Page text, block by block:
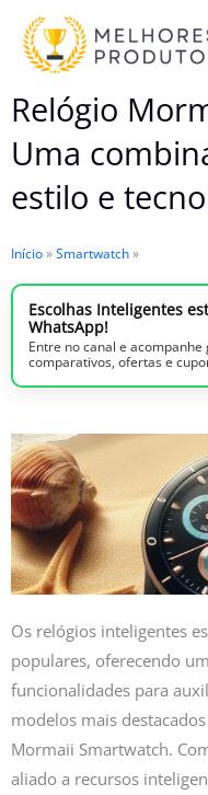
para
conteúdo
Relógio
Uma
estilo e
Início»Smartwatch»
Escolhas Inteligentes
WhatsApp!
Entre no canal e acompanhe
comparativos, ofertas e
Os relógios inteligentes
populares, oferecendo
funcionalidades para
modelos mais
Mormaii Smartwatch.
aliado a recursos